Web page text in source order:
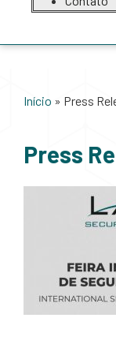
Início » Press
Press